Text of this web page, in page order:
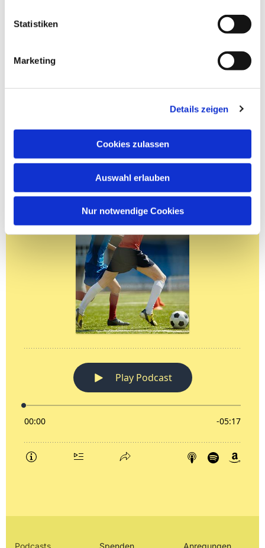
Statistiken
Marketing
Details zeigen
Cookies zulassen
Auswahl erlauben
Nur notwendige Cookies